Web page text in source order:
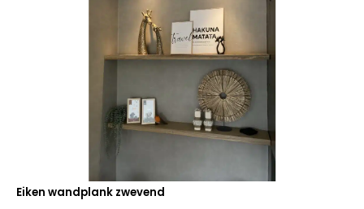
Eiken wandplank zwevend